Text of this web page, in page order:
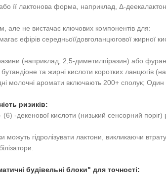
її лактонова форма, наприклад, Δ-
але не вистачає ключових компонентів для:
ефірів середньої/довголанцюгової жирної
(наприклад, 2,5-диметилпіразин) або
та жирні кислоти коротких ланцюгів
молочні аромати включають 200+ сполук;
ризиків:
-декенової кислоти (низький сенсорний
можуть гідролізувати лактони, викликаючи
будівельні блоки" для точності: